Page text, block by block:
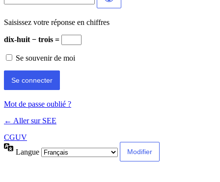
Saisissez votre réponse en chiffres
dix-huit − trois =
Se souvenir de moi
Mot de passe oublié ?
← Aller sur SEE
CGUV
Langue